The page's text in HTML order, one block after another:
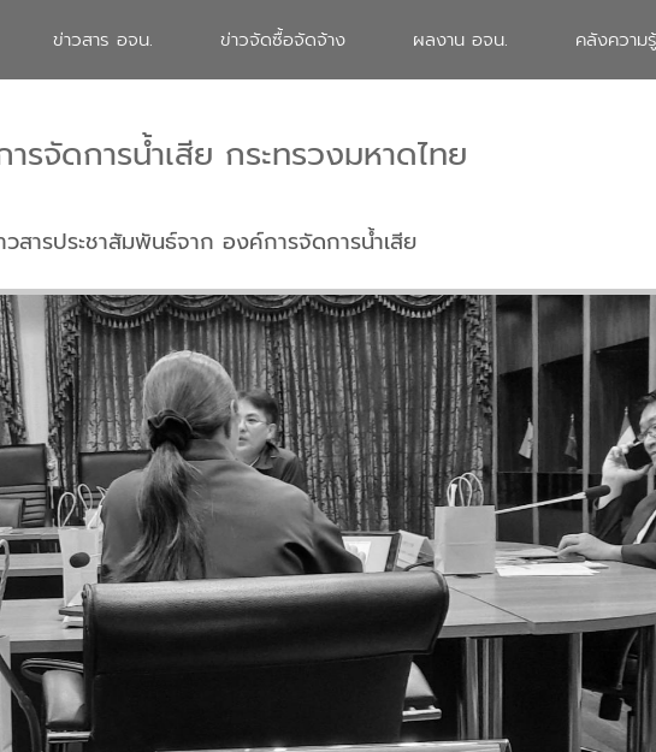
ข่าวสาร อจน. ข่าวจัดซื้อจัดจ้าง ผลงาน อจน. คลังความรู้
รจัดการน้ำเสีย กระทรวงมหาดไทย
วสารประชาสัมพันธ์จาก องค์การจัดการน้ำเสีย